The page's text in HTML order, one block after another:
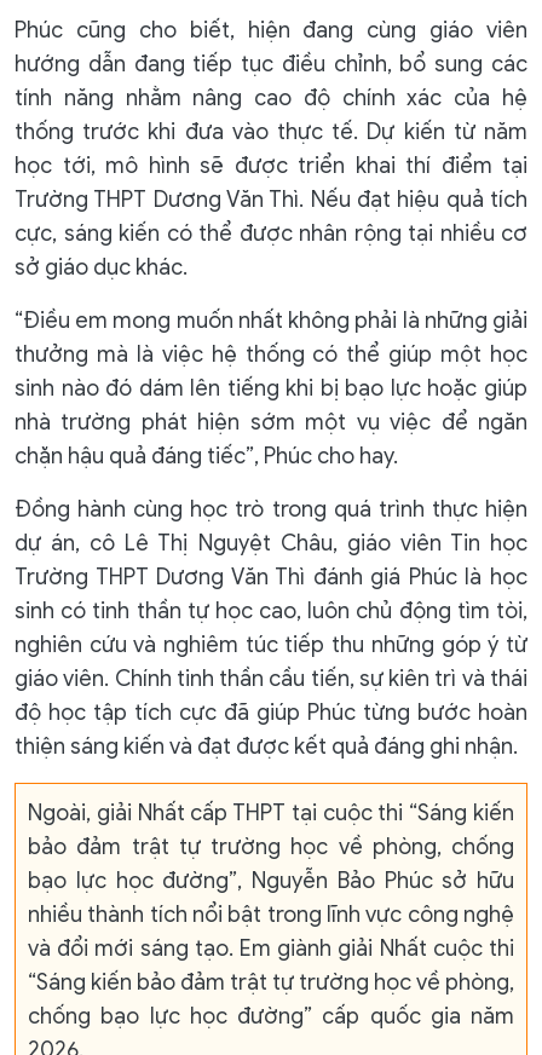
Phúc cũng cho biết, hiện đang cùng giáo viên
hướng dẫn đang tiếp tục điều chỉnh, bổ sung các
tính năng nhằm nâng cao độ chính xác của hệ
thống trước khi đưa vào thực tế. Dự kiến từ năm
học tới, mô hình sẽ được triển khai thí điểm tại
Trường THPT Dương Văn Thì. Nếu đạt hiệu quả tích
cực, sáng kiến có thể được nhân rộng tại nhiều cơ
sở giáo dục khác.
“Điều em mong muốn nhất không phải là những giải
thưởng mà là việc hệ thống có thể giúp một học
sinh nào đó dám lên tiếng khi bị bạo lực hoặc giúp
nhà trường phát hiện sớm một vụ việc để ngăn
chặn hậu quả đáng tiếc”, Phúc cho hay.
Đồng hành cùng học trò trong quá trình thực hiện
dự án, cô Lê Thị Nguyệt Châu, giáo viên Tin học
Trường THPT Dương Văn Thì đánh giá Phúc là học
sinh có tinh thần tự học cao, luôn chủ động tìm tòi,
nghiên cứu và nghiêm túc tiếp thu những góp ý từ
giáo viên. Chính tinh thần cầu tiến, sự kiên trì và thái
độ học tập tích cực đã giúp Phúc từng bước hoàn
thiện sáng kiến và đạt được kết quả đáng ghi nhận.
Ngoài, giải Nhất cấp THPT tại cuộc thi “Sáng kiến
bảo đảm trật tự trường học về phòng, chống
bạo lực học đường”, Nguyễn Bảo Phúc sở hữu
nhiều thành tích nổi bật trong lĩnh vực công nghệ
và đổi mới sáng tạo. Em giành giải Nhất cuộc thi
“Sáng kiến bảo đảm trật tự trường học về phòng,
chống bạo lực học đường” cấp quốc gia năm